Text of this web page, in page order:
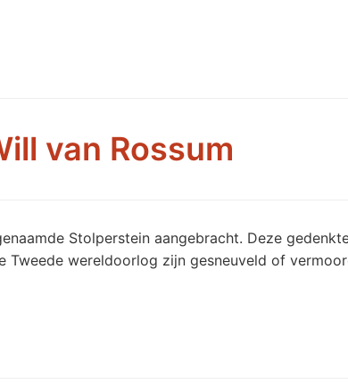
van Rossum
Stolperstein aangebracht. Deze
Tweede wereldoorlog zijn gesneuveld of